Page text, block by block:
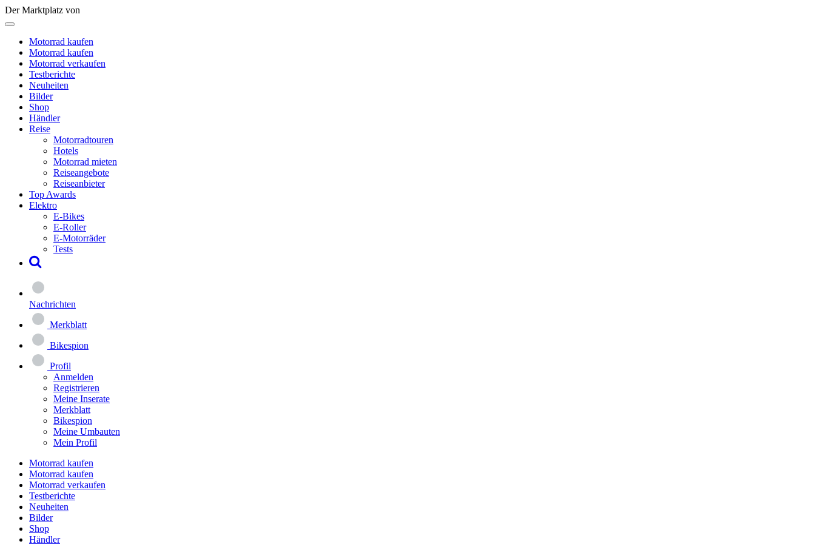
Der Marktplatz von
Motorrad kaufen
Motorrad kaufen
Motorrad verkaufen
Testberichte
Neuheiten
Bilder
Shop
Händler
Reise
Motorradtouren
Hotels
Motorrad mieten
Reiseangebote
Reiseanbieter
Top Awards
Elektro
E-Bikes
E-Roller
E-Motorräder
Tests
Nachrichten
Merkblatt
Bikespion
Profil
Anmelden
Registrieren
Meine Inserate
Merkblatt
Bikespion
Meine Umbauten
Mein Profil
Motorrad kaufen
Motorrad kaufen
Motorrad verkaufen
Testberichte
Neuheiten
Bilder
Shop
Händler